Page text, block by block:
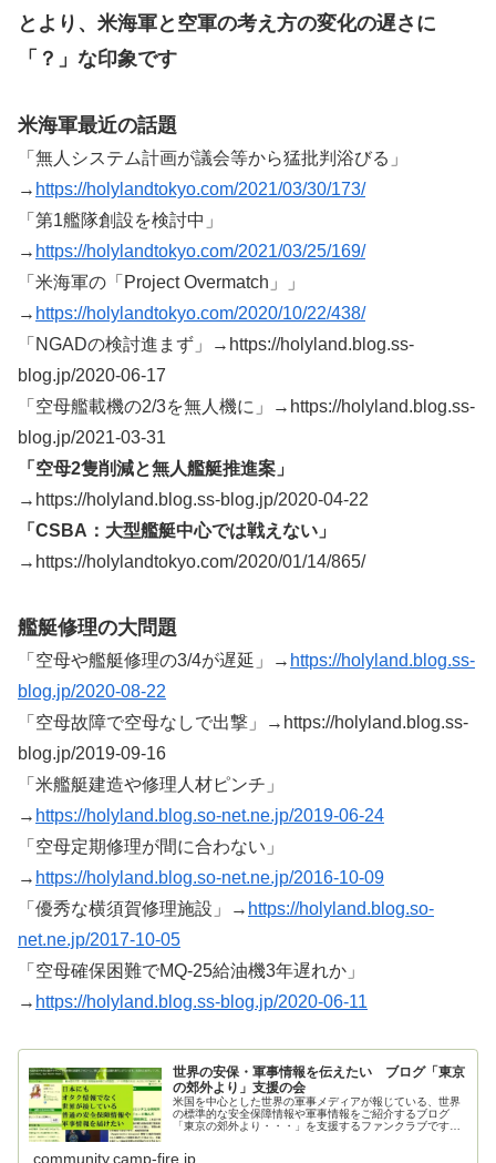
とより、米海軍と空軍の考え方の変化の遅さに
「？」な印象です
米海軍最近の話題
「無人システム計画が議会等から猛批判浴びる」
→ https://holylandtokyo.com/2021/03/30/173/
「第1艦隊創設を検討中」
→ https://holylandtokyo.com/2021/03/25/169/
「米海軍の「Project Overmatch」」
→ https://holylandtokyo.com/2020/10/22/438/
「NGADの検討進まず」→https://holyland.blog.ss-
blog.jp/2020-06-17
「空母艦載機の2/3を無人機に」→https://holyland.blog.ss-
blog.jp/2021-03-31
「空母2隻削減と無人艦艇推進案」
→https://holyland.blog.ss-blog.jp/2020-04-22
「CSBA：大型艦艇中心では戦えない」
→https://holylandtokyo.com/2020/01/14/865/
艦艇修理の大問題
「空母や艦艇修理の3/4が遅延」→ https://holyland.blog.ss-
blog.jp/2020-08-22
「空母故障で空母なしで出撃」→https://holyland.blog.ss-
blog.jp/2019-09-16
「米艦艇建造や修理人材ピンチ」
→ https://holyland.blog.so-net.ne.jp/2019-06-24
「空母定期修理が間に合わない」
→ https://holyland.blog.so-net.ne.jp/2016-10-09
「優秀な横須賀修理施設」→ https://holyland.blog.so-
net.ne.jp/2017-10-05
「空母確保困難でMQ-25給油機3年遅れか」
→ https://holyland.blog.ss-blog.jp/2020-06-11
世界の安保・軍事情報を伝えたい ブログ「東京
の郊外より」支援の会
米国を中心とした世界の軍事メディアが報じている、世界
の標準的な安全保障情報や軍事情報をご紹介するブログ
「東京の郊外より・・・」を支援するファンクラブです。
community.camp-fire.jp